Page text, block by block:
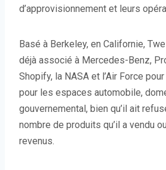
d’approvisionnement et leurs
Basé à Berkeley, en Californie,
déjà associé à Mercedes-Benz,
Shopify, la NASA et l’Air Force
pour les espaces automobile,
gouvernemental, bien qu’il ait
nombre de produits qu’il a vendu
revenus.